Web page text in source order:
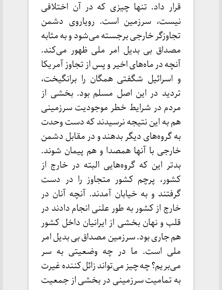
قرار داد. تنها چیزی که در آن اختلافی
نیست، سرزمین است. رویاروی دشمن
تجاوزگر خارجی برجسته می‌شود و به مثابه
مصداق بی بدیل امر ملی ظهور می‌کند.
آنچه در ماه‌های اخیر و پس از تجاوز آمریکا
و اسرائیل شگفتی همگان را برانگیخت،
تردید در این اصل مسلم بود. بخشی از
مردم در شرایط خطر موجودیت سرزمینی
هم به این نتیجه نرسیدند که دست وحدت
به گروه‌های دیگر بدهند و در مقابل دشمن
خارجی با آنها همصدا و هم پیمان شوند.
بدتر این که گروه‌هایی البته در خارج از
کشور، پرچم کشور متجاوز را در دست
گرفتند و به خیابان آمدند. آنچه آنان در
خارج از کشور به طور علنی انجام دادند در
قلب و نهان بخشی از ایرانیان داخل کشور
هم جاری بود. سرزمین مصداق بی بدیل امر
ملی است. ما در چه وضعیتی به سر
می‌بریم؟ چه چیز می‌تواند زائل کننده غیرت
به تمامیت سرزمینی در بخشی از جمعیت